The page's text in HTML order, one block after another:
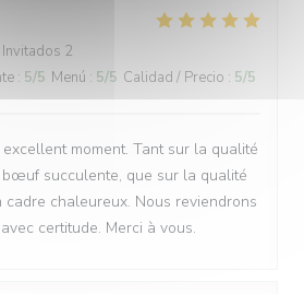
2
: 5/5 Menú : 5/5 Calidad / Precio : 5/5
moment. Tant sur la qualité
succulente, que sur la qualité
chaleureux. Nous reviendrons
certitude. Merci à vous.